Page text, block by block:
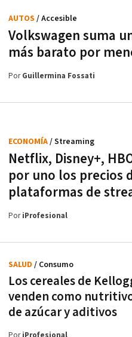
Volkswagen suma
más barato por
AUTOS / Accesible
PorGuillermina Fossati
Netflix, Disney+,
por uno los precios
plataformas de
ECONOMÍA/ Streaming
PoriProfesional
Los cereales de
venden como
de azúcar y aditivos
SALUD / Consumo